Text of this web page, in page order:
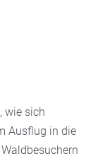
wie sich
Ausflug in die